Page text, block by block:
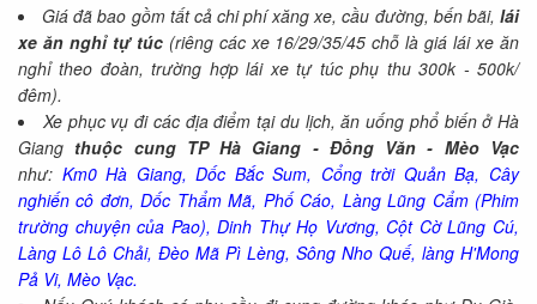
Giá đã bao gồm tất cả chi phí xăng xe, cầu đường, bến bãi,lái
xe ăn nghỉ tự túc(riêng các xe 16/29/35/45 chỗ là giá lái xe ăn
nghỉ theo đoàn, trường hợp lái xe tự túc phụ thu 300k - 500k/
đêm).
Xe phục vụ đi các địa điểm tại du lịch, ăn uống phổ biến ở Hà
Giang thuộc cung TP Hà Giang - Đồng Văn - Mèo Vạc
như: Km0 Hà Giang, Dốc Bắc Sum, Cổng trời Quản Bạ, Cây
nghiến cô đơn, Dốc Thẩm Mã, Phố Cáo, Làng Lũng Cẩm (Phim
trường chuyện của Pao), Dinh Thự Họ Vương, Cột Cờ Lũng Cú,
Làng Lô Lô Chải, Đèo Mã Pì Lèng, Sông Nho Quế, làng H'Mong
Pả Vi, Mèo Vạc.